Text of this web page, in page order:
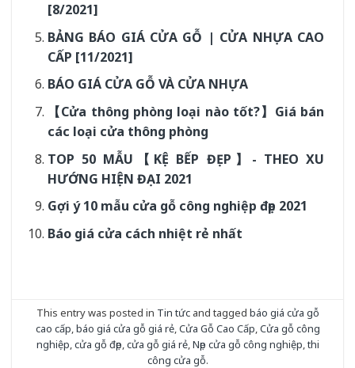
[8/2021]
BẢNG BÁO GIÁ CỬA GỖ | CỬA NHỰA CAO
CẤP [11/2021]
BÁO GIÁ CỬA GỖ VÀ CỬA NHỰA
【Cửa thông phòng loại nào tốt?】Giá bán
các loại cửa thông phòng
TOP 50 MẪU【KỆ BẾP ĐẸP】- THEO XU
HƯỚNG HIỆN ĐẠI 2021
Gợi ý 10 mẫu cửa gỗ công nghiệp đẹp 2021
Báo giá cửa cách nhiệt rẻ nhất
This entry was posted in Tin tứcand tagged báo giá cửa gỗ
cao cấp,báo giá cửa gỗ giá rẻ,Cửa Gỗ Cao Cấp,Cửa gỗ công
nghiệp,cửa gỗ đẹp,cửa gỗ giá rẻ,Nẹp cửa gỗ công nghiệp,thi
công cửa gỗ.